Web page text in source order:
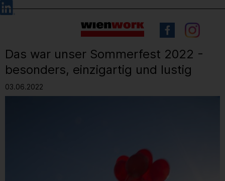
Barrierefreie
Bedienung
Sprachauswahl
Das war unser Sommerfest 2022 -
besonders, einzigartig und lustig
03.06.2022